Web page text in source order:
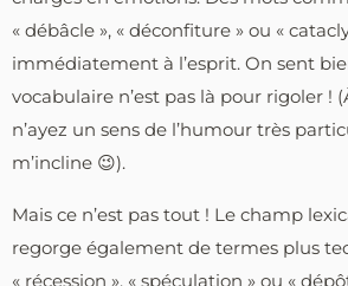
« débâcle », « déconfiture » ou «
immédiatement à l’esprit. On sent
vocabulaire n’est pas là pour rigoler !
n’ayez un sens de l’humour très
m’incline 😉).
Mais ce n’est pas tout ! Le champ
regorge également de termes plus
« récession », « spéculation » ou «